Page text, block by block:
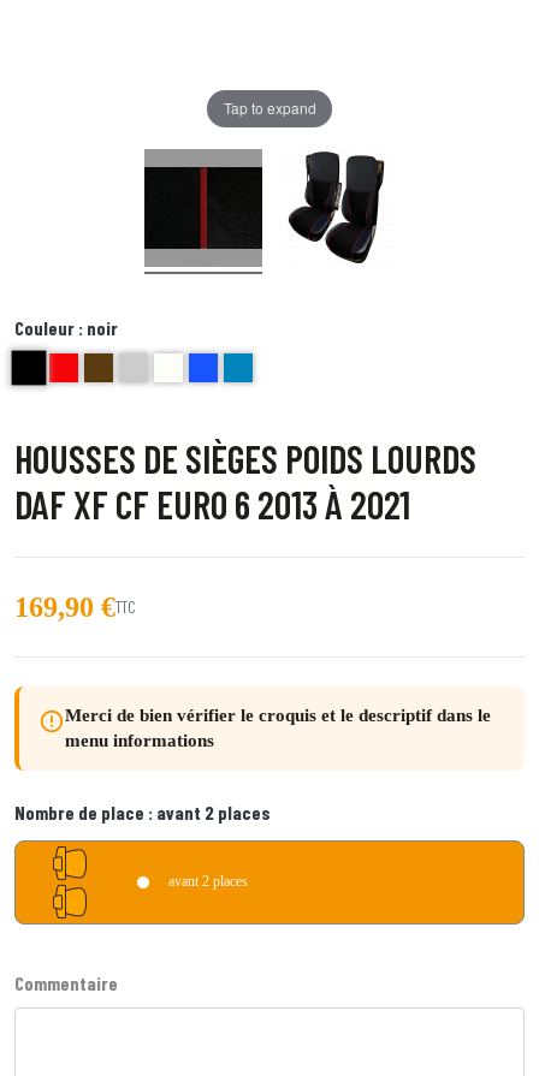
Tap to expand
Couleur : noir
HOUSSES DE SIÈGES POIDS LOURDS
DAF XF CF EURO 6 2013 À 2021
169,90 €TTC
error_outlineMerci de bien vérifier le croquis et le descriptif dans le
menu informations
Nombre de place : avant 2 places
avant 2 places
Commentaire